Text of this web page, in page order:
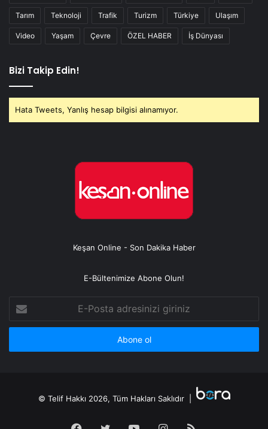
Tarım Teknoloji Trafik Turizm Türkiye Ulaşım
Video Yaşam Çevre ÖZEL HABER İş Dünyası
Bizi Takip Edin!
Hata Tweets, Yanlış hesap bilgisi alınamıyor.
Keşan Online - Son Dakika Haber
E-Bültenimize Abone Olun!
Posta
adresinizi
© Telif Hakkı 2026, Tüm Hakları Saklıdır |